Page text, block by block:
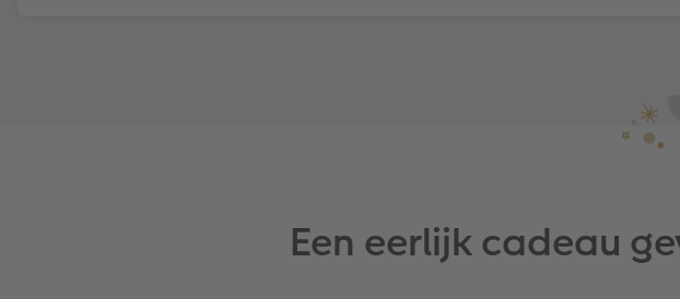
Een eerlijk cadeau